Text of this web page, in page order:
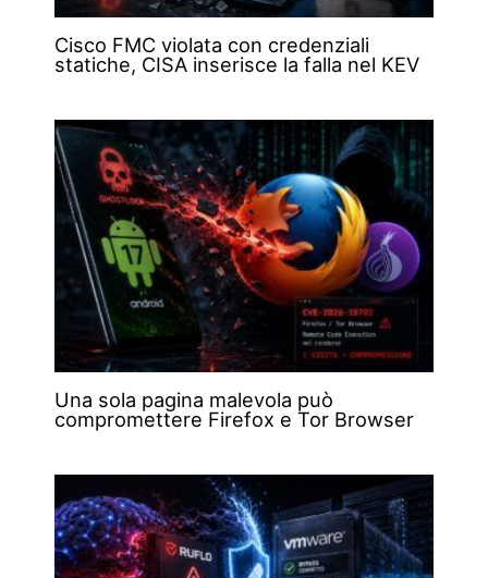
Cisco FMC violata con credenziali
statiche, CISA inserisce la falla nel KEV
Una sola pagina malevola può
compromettere Firefox e Tor Browser